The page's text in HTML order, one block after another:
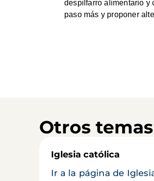
despilfarro alimentario y
paso más y proponer
Otros
Iglesia católica
Ir a la página de